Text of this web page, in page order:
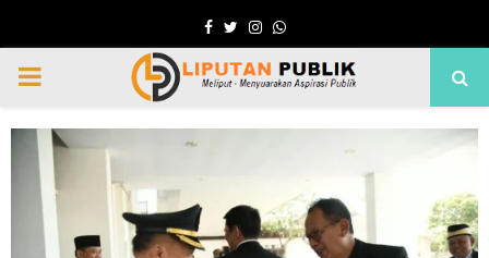
Facebook
TwitterInstagram
Whatsapp
PRIMARY
MENU